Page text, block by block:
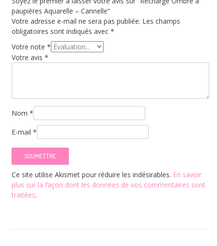
paupières Aquarelle – Cannelle”
Votre adresse e-mail ne sera pas publiée. Les champs
obligatoires sont indiqués avec*
Votre note*
Votre avis*
Nom*
E-mail*
Ce site utilise Akismet pour réduire les indésirables. En savoir
plus sur la façon dont les données de vos commentaires sont
traitées.